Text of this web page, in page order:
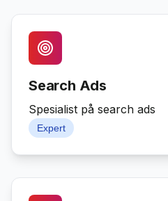
Search Ads
Spesialist på search ads
Expert